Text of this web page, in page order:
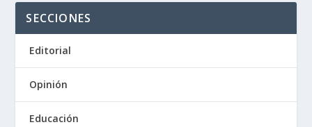
SECCIONES
Editorial
Opinión
Educación